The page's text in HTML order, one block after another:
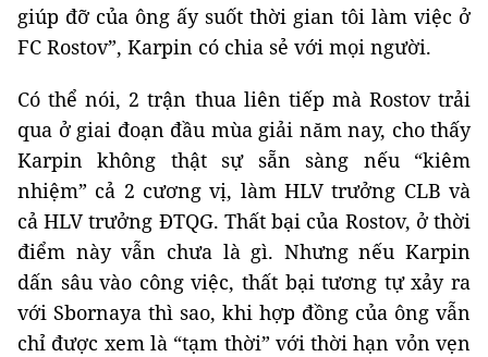
giúp đỡ của ông ấy suốt thời gian tôi làm việc ở
FC Rostov”, Karpin có chia sẻ với mọi người.
Có thể nói, 2 trận thua liên tiếp mà Rostov trải
qua ở giai đoạn đầu mùa giải năm nay, cho thấy
Karpin không thật sự sẵn sàng nếu “kiêm
nhiệm” cả 2 cương vị, làm HLV trưởng CLB và
cả HLV trưởng ĐTQG. Thất bại của Rostov, ở thời
điểm này vẫn chưa là gì. Nhưng nếu Karpin
dấn sâu vào công việc, thất bại tương tự xảy ra
với Sbornaya thì sao, khi hợp đồng của ông vẫn
chỉ được xem là “tạm thời” với thời hạn vỏn vẹn